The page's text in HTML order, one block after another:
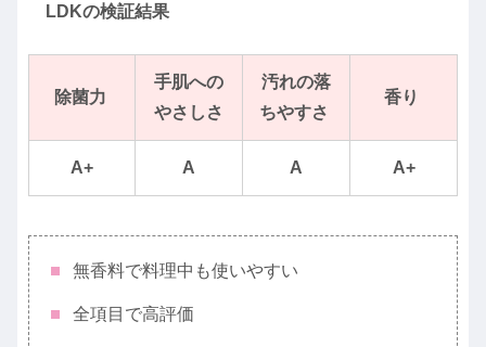
LDKの検証結果
除菌力
手肌への
やさしさ
汚れの落
ちやすさ
香り
A+ A A A+
無香料で料理中も使いやすい
全項目で高評価